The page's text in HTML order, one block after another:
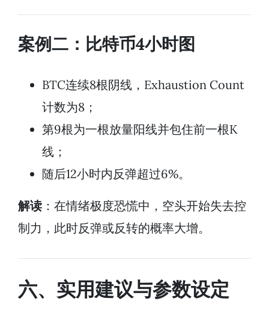
案例二：比特币4小时图
BTC连续8根阴线，Exhaustion Count
计数为8；
第9根为一根放量阳线并包住前一根K
线；
随后12小时内反弹超过6%。
解读 ：在情绪极度恐慌中，空头开始失去控
制力，此时反弹或反转的概率大增。
六、实用建议与参数设定